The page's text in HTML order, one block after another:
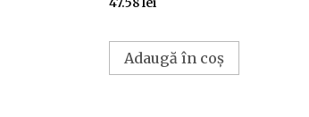
47.58lei
Adaugă în coș